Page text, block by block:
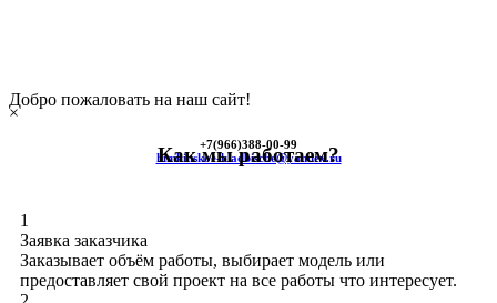
Добро пожаловать на наш сайт!
+7(966)388-00-99
himkinskoe-kladbische@yandex.ru
×
Как мы работаем?
1
Заявка заказчика
Заказывает объём работы, выбирает модель или
предоставляет свой проект на все работы что интересует.